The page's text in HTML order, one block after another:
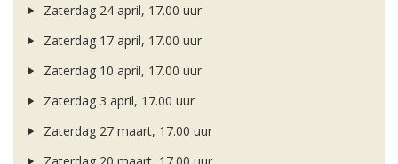
Zaterdag 24 april, 17.00 uur
Zaterdag 17 april, 17.00 uur
Zaterdag 10 april, 17.00 uur
Zaterdag 3 april, 17.00 uur
Zaterdag 27 maart, 17.00 uur